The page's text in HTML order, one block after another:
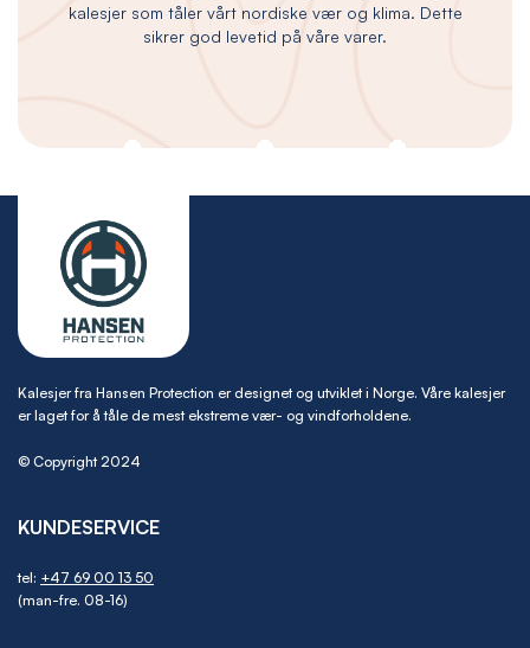
kalesjer som tåler vårt nordiske vær og klima. Dette
sikrer god levetid på våre varer.
Kalesjer fra Hansen Protection er designet og utviklet i Norge. Våre kalesjer
er laget for å tåle de mest ekstreme vær- og vindforholdene.
© Copyright 2024
KUNDESERVICE
tel: +47 69 00 13 50
(man-fre. 08-16)